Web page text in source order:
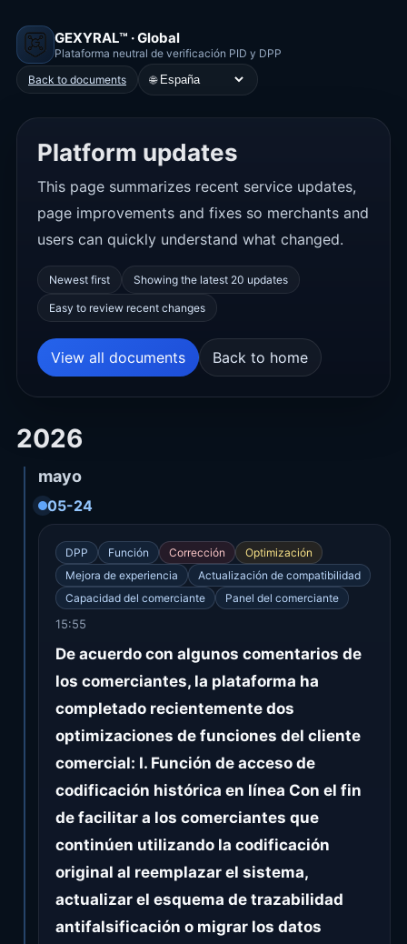
GEXYRAL™ · Global
Plataforma neutral de verificación PID y DPP
Back to documents
🌐
Platform updates
This page summarizes recent service updates,
page improvements and fixes so merchants and
users can quickly understand what changed.
Newest first Showing the latest 20 updates
Easy to review recent changes
View all documents Back to home
2026
mayo
05-24
DPP Función Corrección
Optimización
Mejora de experiencia
Actualización de compatibilidad
Capacidad del comerciante
Panel del comerciante
15:55
De acuerdo con algunos comentarios de
los comerciantes, la plataforma ha
completado recientemente dos
optimizaciones de funciones del cliente
comercial: I. Función de acceso de
codificación histórica en línea Con el fin
de facilitar a los comerciantes que
continúen utilizando la codificación
original al reemplazar el sistema,
actualizar el esquema de trazabilidad
antifalsificación o migrar los datos